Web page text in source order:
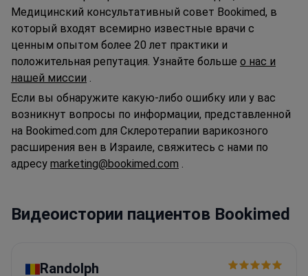
Медицинский консультативный совет Bookimed, в
который входят всемирно известные врачи с
ценным опытом более 20 лет практики и
положительная репутация. Узнайте больше о нас и
нашей миссии .
Если вы обнаружите какую-либо ошибку или у вас
возникнут вопросы по информации, представленной
на Bookimed.com для Склеротерапии варикозного
расширения вен в Израиле, свяжитесь с нами по
адресу marketing@bookimed.com .
Видеоистории пациентов Bookimed
Randolph